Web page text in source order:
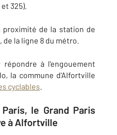
et 325).
proximité de la station de
, de la ligne 8 du métro.
à l'engouement
la commune d'Alfortville
cyclables.
le Grand Paris
à Alfortville